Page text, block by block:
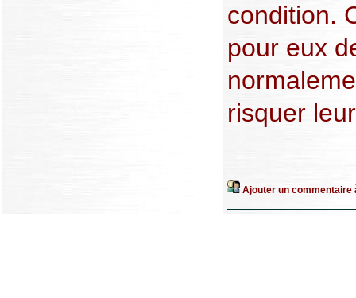
condition.
pour eux
risquer
Ajouter un commentaire